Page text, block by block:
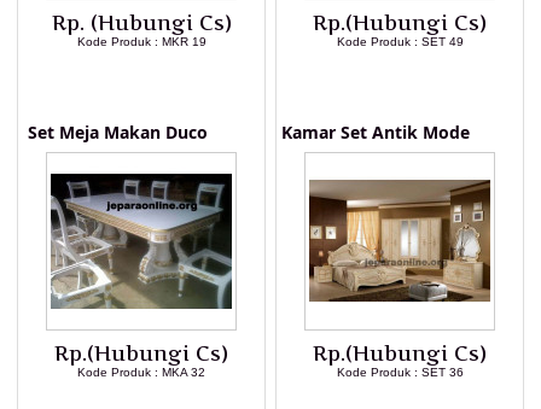
Rp. (Hubungi Cs)
Kode Produk : MKR 19
Rp.(Hubungi Cs)
Kode Produk : SET 49
Set Meja Makan Duco
Rp.(Hubungi Cs)
Kode Produk : MKA 32
Kamar Set Antik Mode
Rp.(Hubungi Cs)
Kode Produk : SET 36